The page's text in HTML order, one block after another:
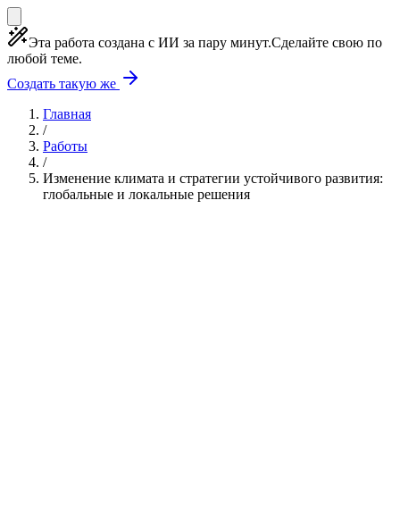
Эта работа создана с ИИ за пару минут.Сделайте свою по
любой теме.
Создать такую же
Главная
/
Работы
/
Изменение климата и стратегии устойчивого развития:
глобальные и локальные решения